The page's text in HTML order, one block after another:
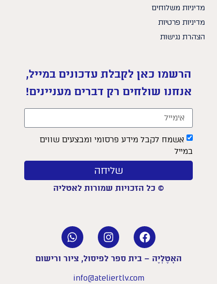
מדיניות משלוחים
מדיניות פרטיות
הצהרת נגישות
הרשמו כאן לקבלת עדכונים במייל,
אנחנו שולחים רק דברים מעניינים!
אשמח לקבל מידע פרסומי ומבצעים שווים
במייל
שליחה
© כל הזכויות שמורות לאטליה
האָטֶלְיֶה – בית ספר לפיסול, ציור ורישום
info@ateliertlv.com